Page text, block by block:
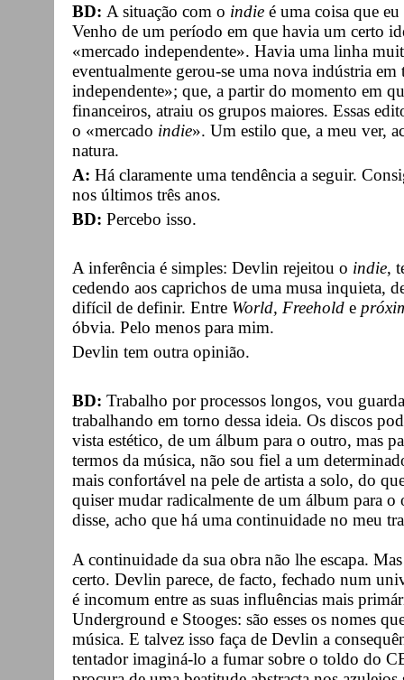
BD: A situação com o indie é uma coisa que
Venho de um período em que havia um certo
«mercado independente». Havia uma linha
eventualmente gerou-se uma nova indústria
independente»; que, a partir do momento em
financeiros, atraiu os grupos maiores. Essas
o «mercado indie». Um estilo que, a meu ver,
natura.
A: Há claramente uma tendência a seguir.
nos últimos três anos.
BD: Percebo isso.
A inferência é simples: Devlin rejeitou o indie,
cedendo aos caprichos de uma musa inquieta,
difícil de definir. Entre World, Freehold e
óbvia. Pelo menos para mim.
Devlin tem outra opinião.
BD: Trabalho por processos longos, vou
trabalhando em torno dessa ideia. Os discos
vista estético, de um álbum para o outro, mas
termos da música, não sou fiel a um
mais confortável na pele de artista a solo, do
quiser mudar radicalmente de um álbum para
disse, acho que há uma continuidade no meu
A continuidade da sua obra não lhe escapa.
certo. Devlin parece, de facto, fechado num
é incomum entre as suas influências mais
Underground e Stooges: são esses os nomes
música. E talvez isso faça de Devlin a
tentador imaginá-lo a fumar sobre o toldo do